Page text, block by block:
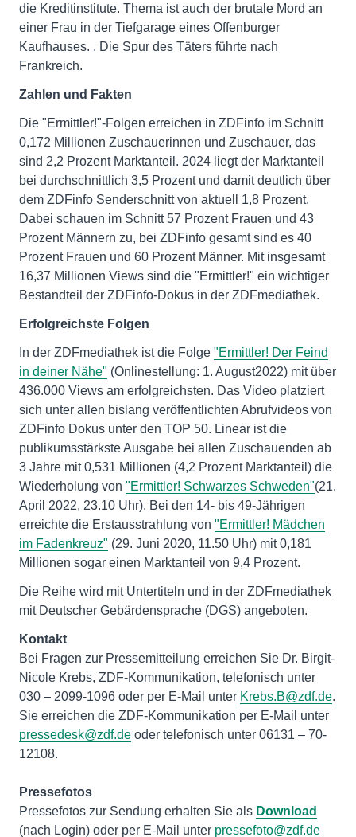
die Kreditinstitute. Thema ist auch der brutale Mord an
einer Frau in der Tiefgarage eines Offenburger
Kaufhauses. . Die Spur des Täters führte nach
Frankreich.
Zahlen und Fakten
Die "Ermittler!"-Folgen erreichen in ZDFinfo im Schnitt
0,172 Millionen Zuschauerinnen und Zuschauer, das
sind 2,2 Prozent Marktanteil. 2024 liegt der Marktanteil
bei durchschnittlich 3,5 Prozent und damit deutlich über
dem ZDFinfo Senderschnitt von aktuell 1,8 Prozent.
Dabei schauen im Schnitt 57 Prozent Frauen und 43
Prozent Männern zu, bei ZDFinfo gesamt sind es 40
Prozent Frauen und 60 Prozent Männer. Mit insgesamt
16,37 Millionen Views sind die "Ermittler!" ein wichtiger
Bestandteil der ZDFinfo-Dokus in der ZDFmediathek.
Erfolgreichste Folgen
In der ZDFmediathek ist die Folge "Ermittler! Der Feind
in deiner Nähe" (Onlinestellung: 1. August2022) mit über
436.000 Views am erfolgreichsten. Das Video platziert
sich unter allen bislang veröffentlichten Abrufvideos von
ZDFinfo Dokus unter den TOP 50. Linear ist die
publikumsstärkste Ausgabe bei allen Zuschauenden ab
3 Jahre mit 0,531 Millionen (4,2 Prozent Marktanteil) die
Wiederholung von "Ermittler! Schwarzes Schweden"(21.
April 2022, 23.10 Uhr). Bei den 14- bis 49-Jährigen
erreichte die Erstausstrahlung von "Ermittler! Mädchen
im Fadenkreuz" (29. Juni 2020, 11.50 Uhr) mit 0,181
Millionen sogar einen Marktanteil von 9,4 Prozent.
Die Reihe wird mit Untertiteln und in der ZDFmediathek
mit Deutscher Gebärdensprache (DGS) angeboten.
Kontakt
Bei Fragen zur Pressemitteilung erreichen Sie Dr. Birgit-
Nicole Krebs, ZDF-Kommunikation, telefonisch unter
030 – 2099-1096 oder per E-Mail unter Krebs.B@zdf.de.
Sie erreichen die ZDF-Kommunikation per E-Mail unter
pressedesk@zdf.de oder telefonisch unter 06131 – 70-
12108.
Pressefotos
Pressefotos zur Sendung erhalten Sie als Download
(nach Login) oder per E-Mail unter pressefoto@zdf.de